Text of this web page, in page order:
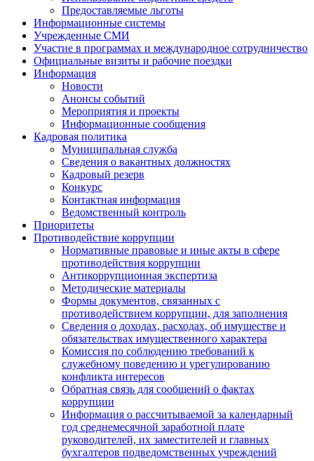
Предоставляемые льготы
Информационные системы
Учрежденные СМИ
Участие в программах и международное сотрудничество
Официальные визиты и рабочие поездки
Информация
Новости
Анонсы событий
Мероприятия и проекты
Информационные сообщения
Кадровая политика
Муниципальная служба
Сведения о вакантных должностях
Кадровый резерв
Конкурс
Контактная информация
Ведомственный контроль
Приоритеты
Противодействие коррупции
Нормативные правовые и иные акты в сфере
противодействия коррупции
Антикоррупционная экспертиза
Методические материалы
Формы документов, связанных с
противодействием коррупции, для заполнения
Сведения о доходах, расходах, об имуществе и
обязательствах имущественного характера
Комиссия по соблюдению требований к
служебному поведению и урегулированию
конфликта интересов
Обратная связь для сообщений о фактах
коррупции
Информация о рассчитываемой за календарный
год среднемесячной заработной плате
руководителей, их заместителей и главных
бухгалтеров подведомственных учреждений